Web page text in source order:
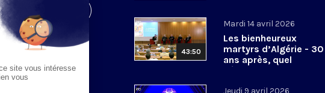
de l'émission
43:50
Mardi 14 avril 2026
Les bienheureux
martyrs d’Algérie - 30
ans après, quel
héritage spirituel?
Jeudi 9 avril 2026